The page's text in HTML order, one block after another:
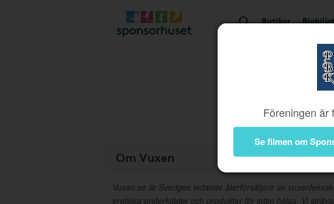
Butiker
Föreningen är
Se filmen om
Om Vuxen
Vuxen.se är Sveriges ledande återförsäljare av
erotiska underkläder och produkter för intim hälsa. Vi